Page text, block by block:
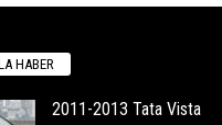
HABER
2011-2013 Tata Vista